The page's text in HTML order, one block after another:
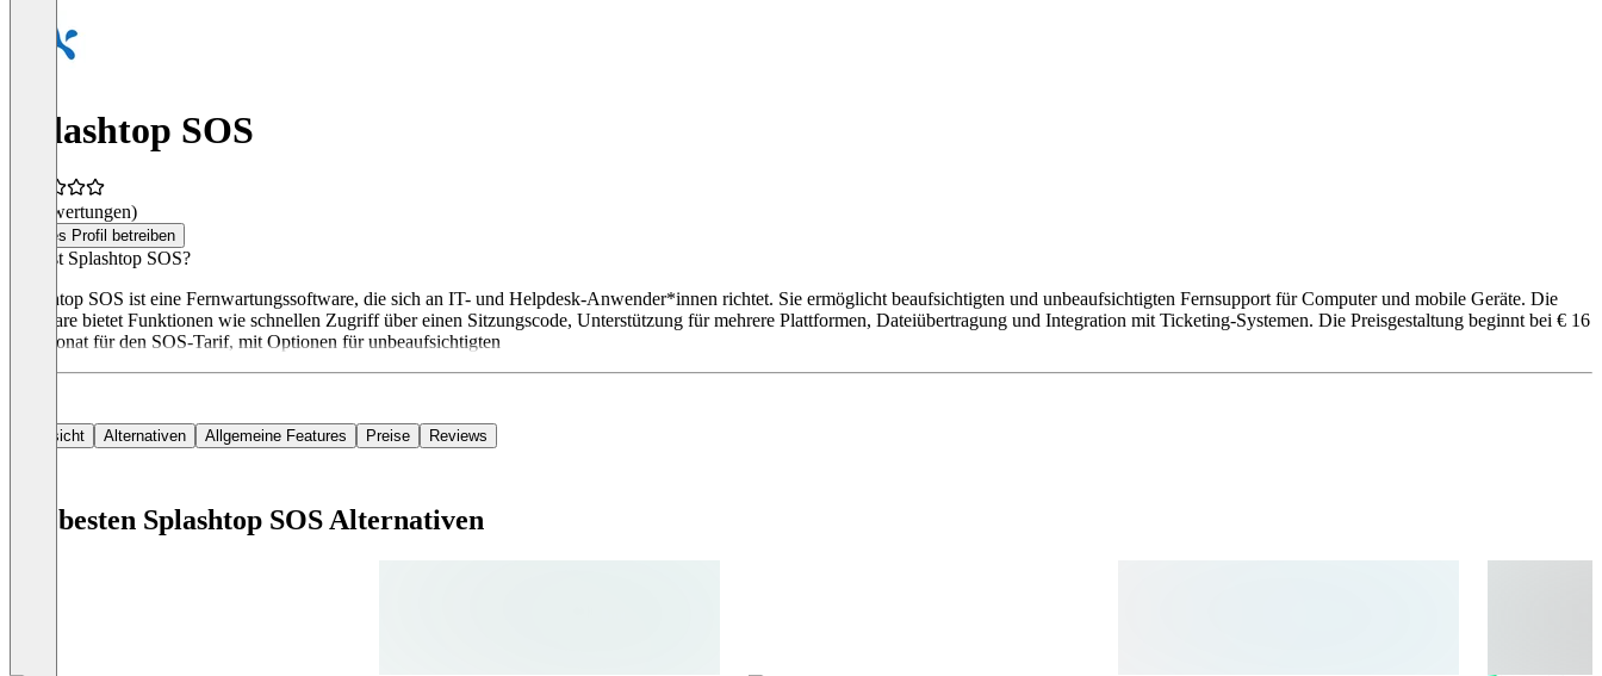
Splashtop SOS
(0 Bewertungen)
Dieses Profil betreiben
Was ist Splashtop SOS?
Splashtop SOS ist eine Fernwartungssoftware, die sich an IT- und Helpdesk-Anwender*innen richtet. Sie ermöglicht beaufsichtigten und unbeaufsichtigten Fernsupport für Computer und mobile Geräte. Die
Software bietet Funktionen wie schnellen Zugriff über einen Sitzungscode, Unterstützung für mehrere Plattformen, Dateiübertragung und Integration mit Ticketing-Systemen. Die Preisgestaltung beginnt bei € 16
pro Monat für den SOS-Tarif, mit Optionen für unbeaufsichtigten
Übersicht Alternativen Allgemeine Features Preise Reviews
Die besten Splashtop SOS Alternativen